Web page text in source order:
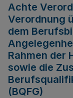
Achte
Verordnung
dem
Rahmen der
sowie die
(BQFG)